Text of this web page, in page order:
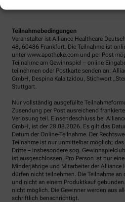
Teilnahmebedingungen
Veranstalter ist Alliance Healthcare
48, 60486 Frankfurt. Die Teilnahme ist
unter www.apotheke.com und per Post
Teilnahme am Gewinnspiel – online
teilnehmen oder Postkarte senden an:
GmbH, Despina Kalaitzidou, Stichwort
Stuttgart.
Nur vollständig ausgefüllte
Zusendung per Post ausreichend
Verlosung teil. Einsendeschluss bei
GmbH, ist der 28.08.2026. Es gilt das
Datum der Online-Teilnahme. Der
Teilnahme ist nur unmittelbar möglich;
Dritte – insbesondere sog.
ist ausgeschlossen. Pro Person ist nur
Minderjährige und Mitarbeiter der Alliance
dürfen nicht teilnehmen. Die Teilnahme
und nicht an einem Produktkauf
nicht möglich. Die Gewinner werden aus
schriftlich benachrichtigt.